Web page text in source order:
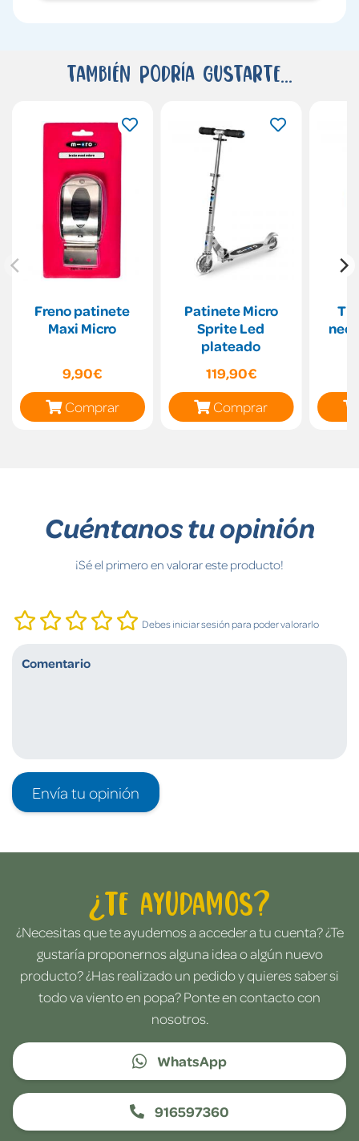
También podría gustarte...
Freno patinete
Maxi Micro
9,90€
Comprar
Patinete Micro
Sprite Led
plateado
119,90€
Comprar
Cuéntanos tu opinión
¡Sé el primero en valorar este producto!
Debes iniciar sesión para poder valorarlo
Envía tu opinión
¿Te ayudamos?
¿Necesitas que te ayudemos a acceder a tu cuenta? ¿Te
gustaría proponernos alguna idea o algún nuevo
producto? ¿Has realizado un pedido y quieres saber si
todo va viento en popa? Ponte en contacto con
nosotros.
WhatsApp
916597360